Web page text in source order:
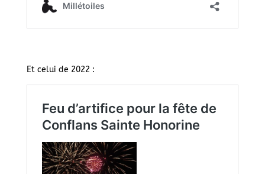
Et celui de 2022 :